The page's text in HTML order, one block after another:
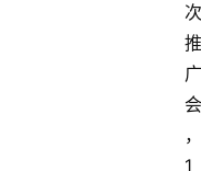
次
推
广
会
，
1